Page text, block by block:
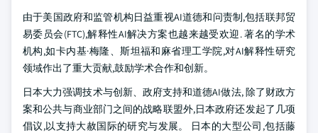
由于美国政府和监管机构日益重视AI道德和问责制,包括联邦贸
易委员会(FTC),解释性AI解决方案也越来越受欢迎. 著名的学术
机构,如卡内基·梅隆、斯坦福和麻省理工学院,对AI解释性研究
领域作出了重大贡献,鼓励学术合作和创新。
日本大力强调技术与创新、政府支持和道德AI做法, 除了财政方
案和公共与商业部门之间的战略联盟外,日本政府还发起了几项
倡议,以支持大赦国际的研究与发展。 日本的大型公司,包括藤